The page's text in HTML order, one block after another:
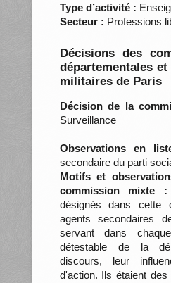
Type d’activité :
Secteur : Professions
Décisions des
départementales
militaires de Paris
Décision de la
Surveillance
Observations en
secondaire du parti
Motifs et
commission mixte :
désignés dans cette
agents secondaires
servant dans
détestable de la
discours, leur
d'action. Ils étaient des